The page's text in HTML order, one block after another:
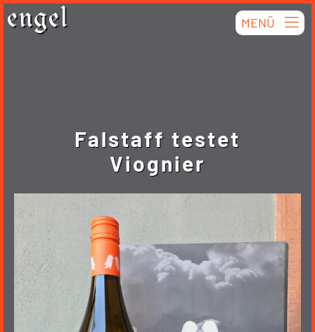
Skip
to
content
engel MENÜ
Falstaff testet
Viognier